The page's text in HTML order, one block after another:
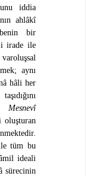
iddia
ahlâkî
bir
i irade ile
aynı
hâli her
Mesnevî
oluşturan
tüm bu
ideali
sürecinin